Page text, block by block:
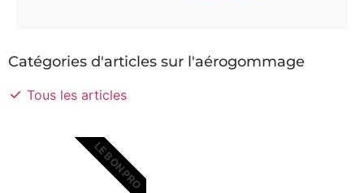
Catégories d'articles sur l'aérogommage
Tous les articles
LE BON PRO